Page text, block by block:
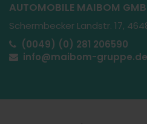
AUTOMOBILE MAIBOM
Schermbecker Landstr. 17,
(0049) (0) 281 206590
info@maibom-gruppe.de